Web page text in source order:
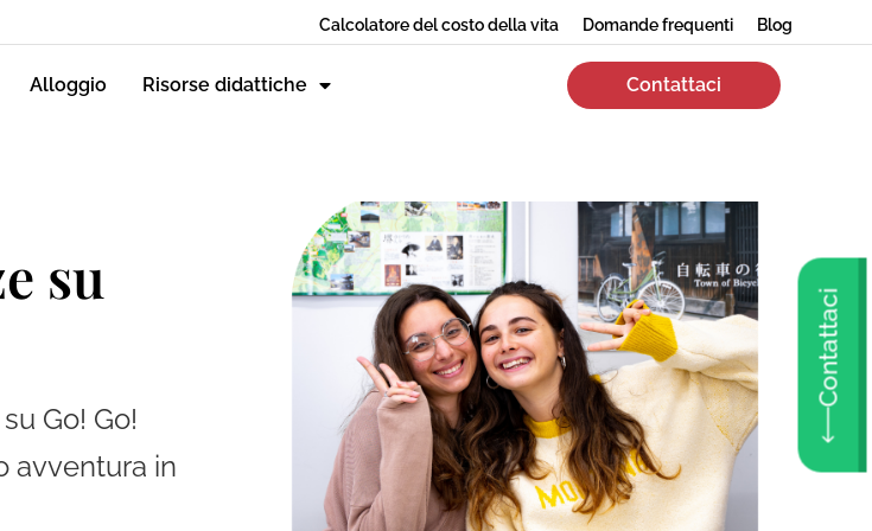
Calcolatore del costo della vita Domande frequenti Blog
Alloggio Risorse didattiche Contattaci
Contattaci
su
Go! Go!
avventura in